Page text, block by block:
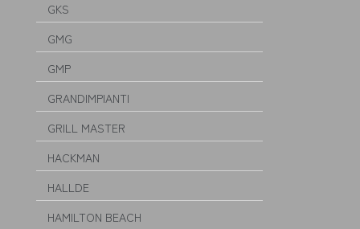
GKS
GMG
GMP
GRANDIMPIANTI
GRILL MASTER
HACKMAN
HALLDE
HAMILTON BEACH